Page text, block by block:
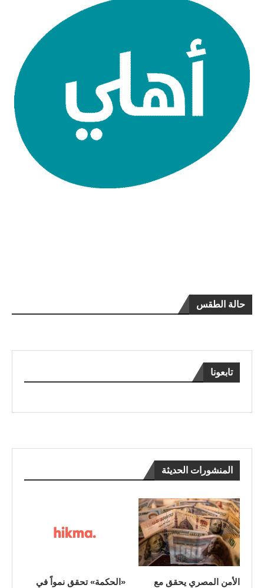
حالة الطقس
تابعونا
المنشورات الحديثة
الأمن المصري يحقق مع
«الحكمة» تحقق نمواً في